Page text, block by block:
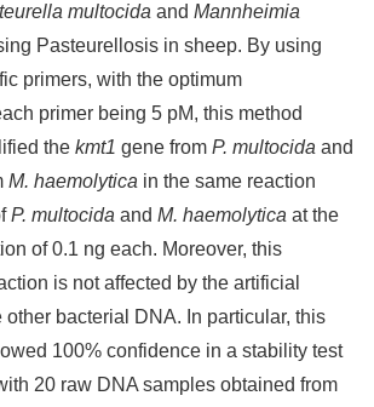
multocida and Mannheimia
Pasteurellosis in sheep. By using
primers, with the optimum
primer being 5 pM, this method
the kmt1 gene from P. multocida and
M. haemolytica in the same reaction
P. multocida and M. haemolytica at the
of 0.1 ng each. Moreover, this
is not affected by the artificial
other bacterial DNA. In particular, this
100% confidence in a stability test
20 raw DNA samples obtained from